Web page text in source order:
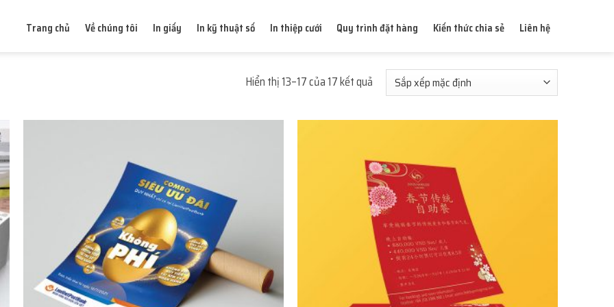
Trang chủ Về chúng tôi In giấy In kỹ thuật số In thiệp cưới Quy trình đặt hàng Kiến thức chia sẻ Liên hệ
Hiển thị 13–17 của 17 kết quả